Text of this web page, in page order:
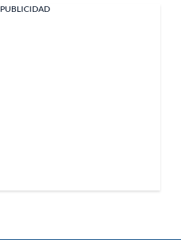
PUBLICIDAD